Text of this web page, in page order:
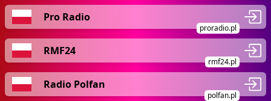
Pro Radio
proradio.pl
RMF24
rmf24.pl
Radio Polfan
polfan.pl